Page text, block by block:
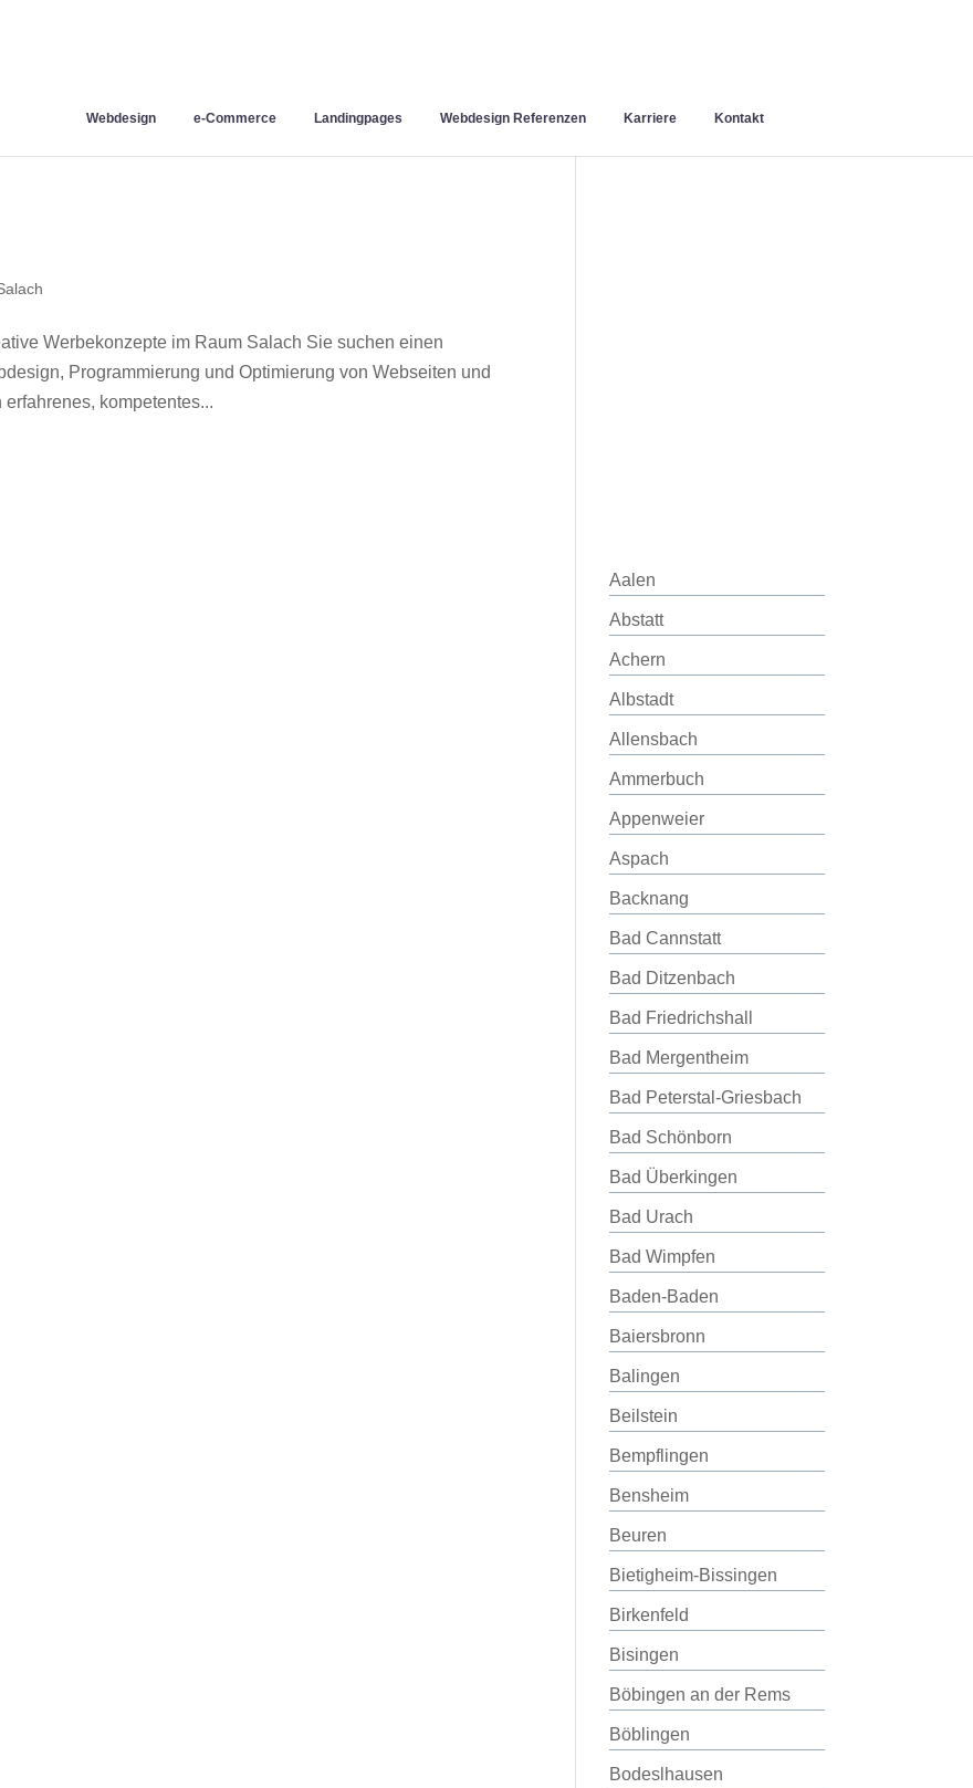
Webdesign e-Commerce Landingpages Webdesign Referenzen Karriere Kontakt
Werbekonzepte im Raum Salach Sie suchen einen
Programmierung und Optimierung von Webseiten und
kompetentes...
Aalen
Abstatt
Achern
Albstadt
Allensbach
Ammerbuch
Appenweier
Aspach
Backnang
Bad Cannstatt
Bad Ditzenbach
Bad Friedrichshall
Bad Mergentheim
Bad Peterstal-Griesbach
Bad Schönborn
Bad Überkingen
Bad Urach
Bad Wimpfen
Baden-Baden
Baiersbronn
Balingen
Beilstein
Bempflingen
Bensheim
Beuren
Bietigheim-Bissingen
Birkenfeld
Bisingen
Böbingen an der Rems
Böblingen
Bodeslhausen